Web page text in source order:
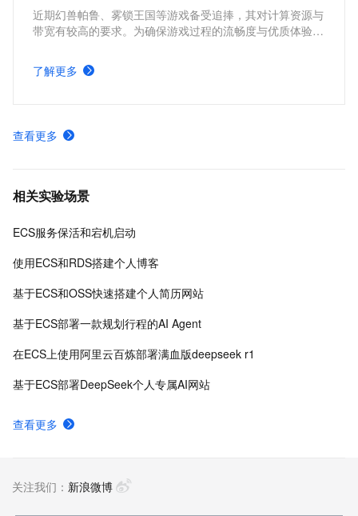
近期幻兽帕鲁、雾锁王国等游戏备受追捧，其对计算资源与
带宽有较高的要求。为确保游戏过程的流畅度与优质体验，
大的玩家群体提供专属联机服务器，一键购买部署，轻松开
启游戏。
了解更多
查看更多
相关实验场景
ECS服务保活和宕机启动
使用ECS和RDS搭建个人博客
基于ECS和OSS快速搭建个人简历网站
基于ECS部署一款规划行程的AI Agent
在ECS上使用阿里云百炼部署满血版deepseek r1
基于ECS部署DeepSeek个人专属AI网站
查看更多
关注我们： 新浪微博